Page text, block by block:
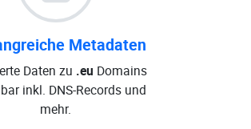
Metadaten
Daten zu .eu Domains
inkl. DNS-Records und
mehr.